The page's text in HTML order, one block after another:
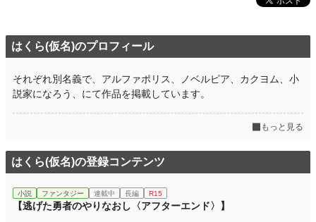
はくら(仮名)のプロフィール
それぞれ別名義で、アルファポリス、ノベルピア、カクヨム、小
説家になろう、にて作品を掲載しています。
もっと見る
はくら(仮名)の登録コンテンツ
小説 ファンタジー 連載中 長編 R15
【逃げた勇者のやりなおし〈アフターエンド〉】